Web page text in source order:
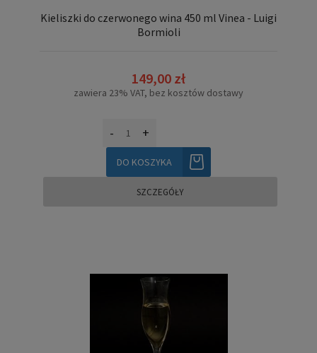
Kieliszki do czerwonego wina 450 ml Vinea - Luigi
Bormioli
149,00 zł
zawiera 23% VAT, bez kosztów dostawy
- +
DO KOSZYKA
SZCZEGÓŁY